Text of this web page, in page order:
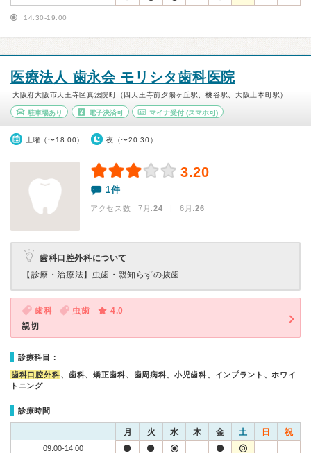
14:30-19:00
医療法人 歯永会 モリシタ歯科医院
大阪府大阪市天王寺区真法院町（四天王寺前夕陽ヶ丘駅、桃谷駅、大阪上本町駅）
駐車場あり 電子決済可 マイナ受付 (スマホ可)
土曜（〜18:00） 夜（〜20:30）
3.20
1件
アクセス数 7月:24 | 6月:26
歯科口腔外科について
【診療・治療法】 虫歯・親知らずの抜歯
歯科 虫歯
4.0
親切
診療科目：
歯科口腔外科、歯科、矯正歯科、歯周病科、小児歯科、インプラント、ホワイ
トニング
診療時間
月 火 水 木 金 土 日 祝
09:00-14:00